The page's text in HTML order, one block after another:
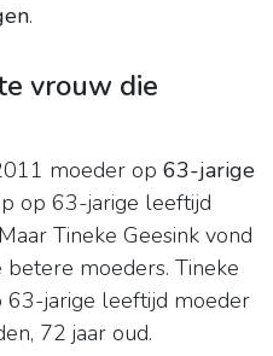
.
vrouw die
moeder op 63-jarige
op 63-jarige leeftijd
Tineke Geesink vond
moeders. Tineke
63-jarige leeftijd moeder
72 jaar oud.